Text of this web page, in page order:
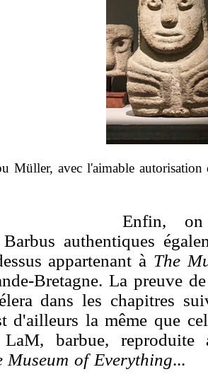
Müller, avec l'aimable
on peut
authentiques
appartenant à The
Bretagne. La preuve
dans les chapitres
d'ailleurs la même que
barbue, reproduite
Museum of Everything...